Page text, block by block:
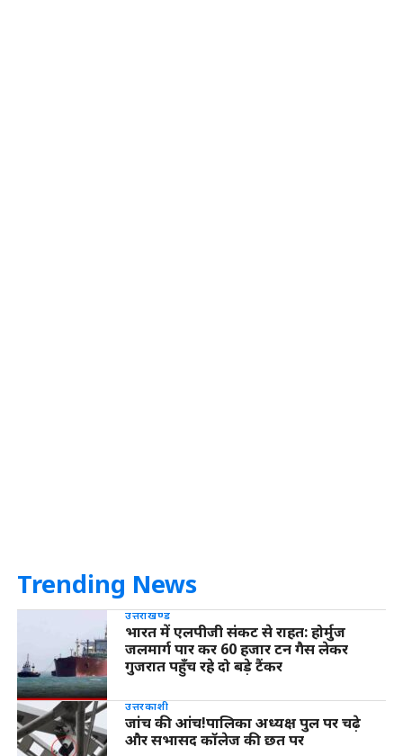
Trending News
उत्तराखण्ड
भारत में एलपीजी संकट से राहत: होर्मुज
जलमार्ग पार कर 60 हजार टन गैस लेकर
गुजरात पहुँच रहे दो बड़े टैंकर
उत्तरकाशी
जांच की आंच!पालिका अध्यक्ष पुल पर चढ़े
और सभासद कॉलेज की छत पर